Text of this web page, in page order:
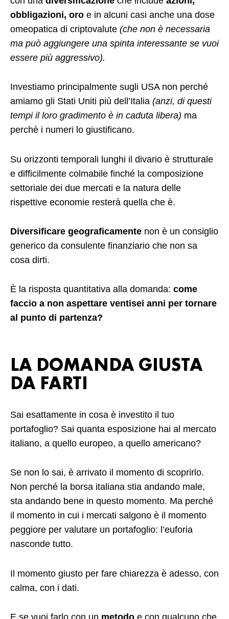
obbligazioni, oro e in alcuni casi anche una dose
omeopatica di criptovalute (che non è necessaria
ma può aggiungere una spinta interessante se vuoi
essere più aggressivo).
Investiamo principalmente sugli USA non perché
amiamo gli Stati Uniti più dell’Italia (anzi, di questi
tempi il loro gradimento è in caduta libera) ma
perchè i numeri lo giustificano.
Su orizzonti temporali lunghi il divario è strutturale
e difficilmente colmabile finché la composizione
settoriale dei due mercati e la natura delle
rispettive economie resterà quella che è.
Diversificare geograficamente non è un consiglio
generico da consulente finanziario che non sa
cosa dirti.
È la risposta quantitativa alla domanda: come
faccio a non aspettare ventisei anni per tornare
al punto di partenza?
LA DOMANDA GIUSTA
DA FARTI
Sai esattamente in cosa è investito il tuo
portafoglio? Sai quanta esposizione hai al mercato
italiano, a quello europeo, a quello americano?
Se non lo sai, è arrivato il momento di scoprirlo.
Non perché la borsa italiana stia andando male,
sta andando bene in questo momento. Ma perché
il momento in cui i mercati salgono è il momento
peggiore per valutare un portafoglio: l’euforia
nasconde tutto.
Il momento giusto per fare chiarezza è adesso, con
calma, con i dati.